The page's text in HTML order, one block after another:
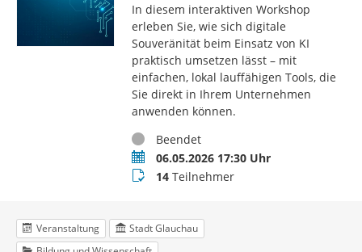
In diesem interaktiven Workshop
erleben Sie, wie sich digitale
Souveränität beim Einsatz von KI
praktisch umsetzen lässt – mit
einfachen, lokal lauffähigen Tools, die
Sie direkt in Ihrem Unternehmen
anwenden können.
StatusBeendet
Termin06.05.2026 17:30 Uhr
Teilnehmer
14Teilnehmer
Veranstaltung
Stadt Glauchau